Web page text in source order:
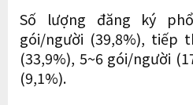
Số lượng đăng ký
gói/người (39,8%), tiếp
(33,9%), 5~6 gói/người
(9,1%).